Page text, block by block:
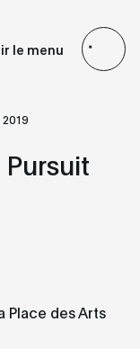
le menu
2019
Place des Arts